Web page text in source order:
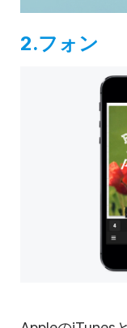
2.フォン